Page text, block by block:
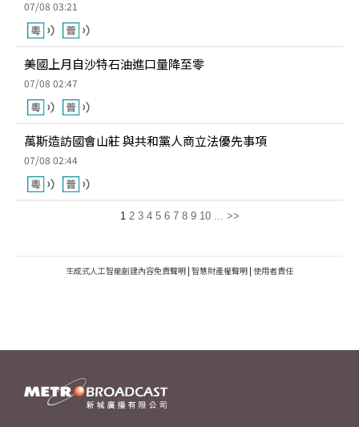
07/08 03:21
美國上月自沙特石油進口量降至零
07/08 02:47
萬斯造訪國會山莊 與共和黨人商立法優先事項
07/08 02:44
1 2 3 4 5 6 7 8 9 10 ... >>
生成式人工智能創建內容免責聲明 | 智慧財產權聲明 | 使用者責任